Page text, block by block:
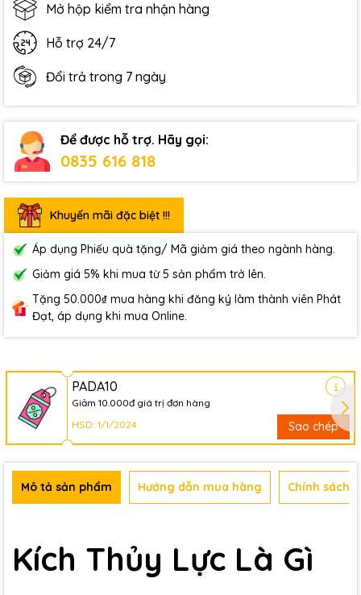
Mở hộp kiểm tra nhận hàng
Hỗ trợ 24/7
Đổi trả trong 7 ngày
Để được hỗ trợ. Hãy gọi:
0835 616 818
Khuyến mãi đặc biệt !!!
Áp dụng Phiếu quà tặng/ Mã giảm giá theo ngành hàng.
Giảm giá 5% khi mua từ 5 sản phẩm trở lên.
Tặng 50.000₫ mua hàng khi đăng ký làm thành viên Phát
Đạt, áp dụng khi mua Online.
PADA10
Giảm 10.000đ giá trị đơn hàng
HSD: 1/1/2024
Sao chép
Mô tả sản phẩm Hướng dẫn mua hàng Chính sách
Kích Thủy Lực Là Gì